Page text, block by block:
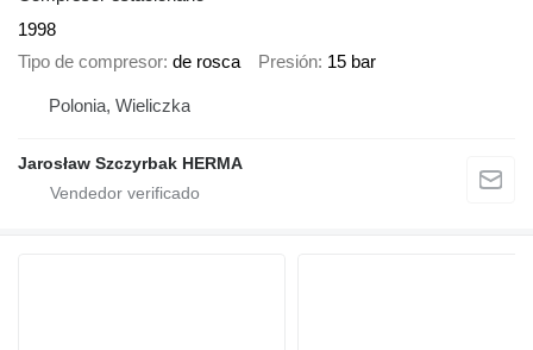
1998
Tipo de compresor de rosca Presión 15 bar
Polonia, Wieliczka
Jarosław Szczyrbak HERMA